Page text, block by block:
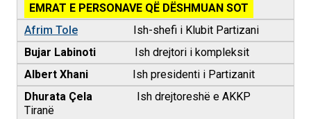
EMRAT E PERSONAVE QË DËSHMUAN SOT
Afrim Tole
Ish-shefi i Klubit Partizani
Bujar Labinoti
Ish drejtori i kompleksit
Albert Xhani
Ish presidenti i Partizanit
Dhurata Çela
Ish drejtoreshë e AKKP
Tiranë